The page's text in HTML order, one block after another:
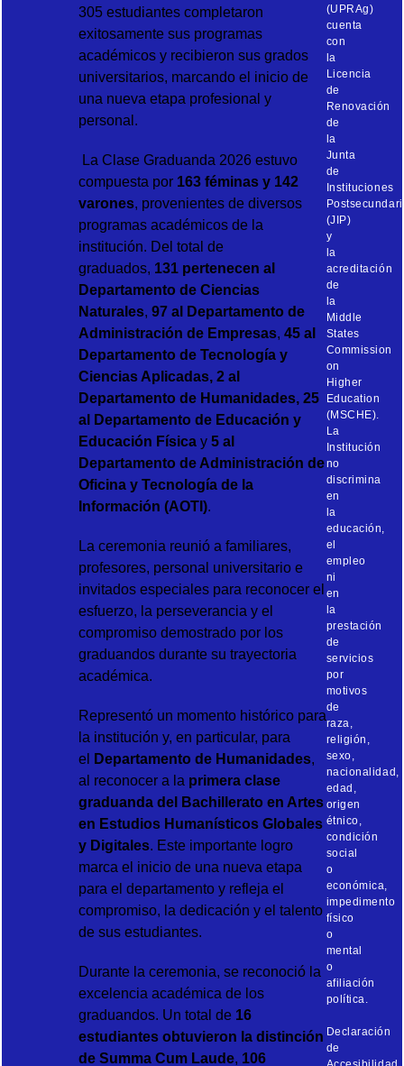
305 estudiantes completaron
exitosamente sus programas
académicos y recibieron sus grados
universitarios, marcando el inicio de
una nueva etapa profesional y
personal.
La Clase Graduanda 2026 estuvo
compuesta por 163 féminas y 142
varones, provenientes de diversos
programas académicos de la
institución. Del total de
graduados, 131 pertenecen al
Departamento de Ciencias
Naturales, 97 al Departamento de
Administración de Empresas, 45 al
Departamento de Tecnología y
Ciencias Aplicadas, 2 al
Departamento de Humanidades, 25
al Departamento de Educación y
Educación Físicay 5 al
Departamento de Administración de
Oficina y Tecnología de la
Información (AOTI).
La ceremonia reunió a familiares,
profesores, personal universitario e
invitados especiales para reconocer el
esfuerzo, la perseverancia y el
compromiso demostrado por los
graduandos durante su trayectoria
académica.
Representó un momento histórico para
la institución y, en particular, para
el
Departamento de Humanidades,
al reconocer a la primera clase
graduanda del Bachillerato en Artes
en Estudios Humanísticos Globales
y Digitales. Este importante logro
marca el inicio de una nueva etapa
para el departamento y refleja el
compromiso, la dedicación y el talento
de sus estudiantes.
Durante la ceremonia, se reconoció la
excelencia académica de los
graduandos. Un total de 16
estudiantes obtuvieron la distinción
de Summa Cum Laude, 106
(UPRAg)
cuenta
con
la
Licencia
de
Renovación
de
la
Junta
de
Instituciones
(JIP)
y
la
acreditación
de
la
Middle
States
Commission
on
Higher
Education
(MSCHE).
La
Institución
no
discrimina
en
la
educación,
el
empleo
ni
en
la
prestación
de
servicios
por
motivos
de
raza,
religión,
sexo,
nacionalidad,
edad,
origen
étnico,
condición
social
o
económica,
impedimento
físico
o
mental
o
afiliación
política.
Declaración
de